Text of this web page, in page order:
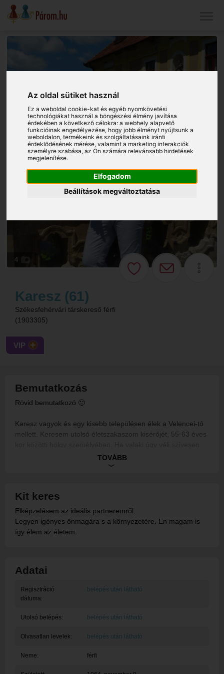
Az oldal sütiket használ
Ez a weboldal cookie-kat és egyéb nyomkövetési
technológiákat használ a böngészési élmény javítása
érdekében a következő célokra:a webhely alapvető
funkcióinak engedélyezése, hogy jobb élményt nyújtsunk a
weboldalon,termékeink és szolgáltatásaink iránti
érdeklődésének mérése, valamint a marketing interakciók
személyre szabása,az Ön számára relevánsabb hirdetések
megjelenítése.
Elfogadom
Beállítások megváltoztatása
4
Karesz (61)
Székesfehérvári társkereső férfi
(1903305)
VIP
Bemutatkozás
Rövid bemutatkozó 🙂
Karesz vagyok és egy kisebb településen élek a Velencei-tó
mellett. Keresem utolsó életszakaszom kisérőjét, 55-63 éves
fogadja, folytatom a bemutatkozást.
Üdvözlet s köszönöm hogy benéztél hozzám.
TOVÁBB
Kit keres
Elképzelésem az ideális partneremről.
Legyen igényes önmagára s a környezetére. En magam is
így élem az életem.
Adatai
Regisztráció
dátuma:
belépés után látható
Utolsó belépés: belépés után látható
Olvasatlan levelek: belépés után látható
Neme: férfi